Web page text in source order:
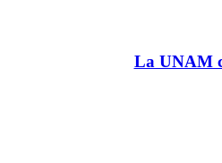
La UNAM